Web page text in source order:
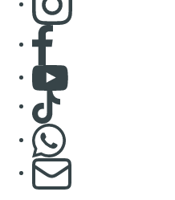
Consulter page
Consulter Youtube
Consulter TikTok
S'abonner à notre